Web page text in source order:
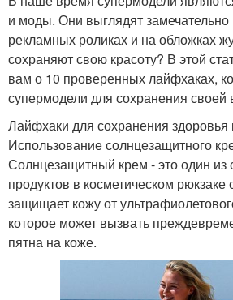
и моды. Они выглядят
рекламных роликах и на обложках
сохраняют свою красоту? В этой
вам о 10 проверенных лайфхаках,
супермодели для сохранения своей
Лайфхаки для сохранения здоровья
Использование солнцезащитного
Солнцезащитный крем - это один
продуктов в косметическом
защищает кожу от
которое может вызвать
пятна на коже.